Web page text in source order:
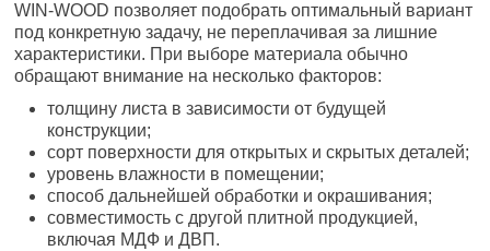
WIN-WOOD позволяет подобрать оптимальный вариант
под конкретную задачу, не переплачивая за лишние
характеристики. При выборе материала обычно
обращают внимание на несколько факторов:
толщину листа в зависимости от будущей
конструкции;
сорт поверхности для открытых и скрытых деталей;
уровень влажности в помещении;
способ дальнейшей обработки и окрашивания;
совместимость с другой плитной продукцией,
включая МДФ и ДВП.